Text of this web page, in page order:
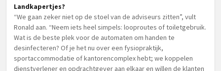
Landkapertjes?
“We gaan zeker niet op de stoel van de adviseurs zitten”, vult
Ronald aan. “Neem iets heel simpels: looproutes of toiletgebruik.
Wat is de beste plek voor de automaten om handen te
desinfecteren? Of je het nu over een fysiopraktijk,
sportaccommodatie of kantorencomplex hebt; we koppelen
dienstverlener en opdrachtgever aan elkaar en willen de klanten